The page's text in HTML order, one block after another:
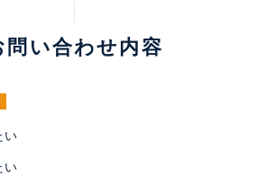
問い合わせ内容
い
い